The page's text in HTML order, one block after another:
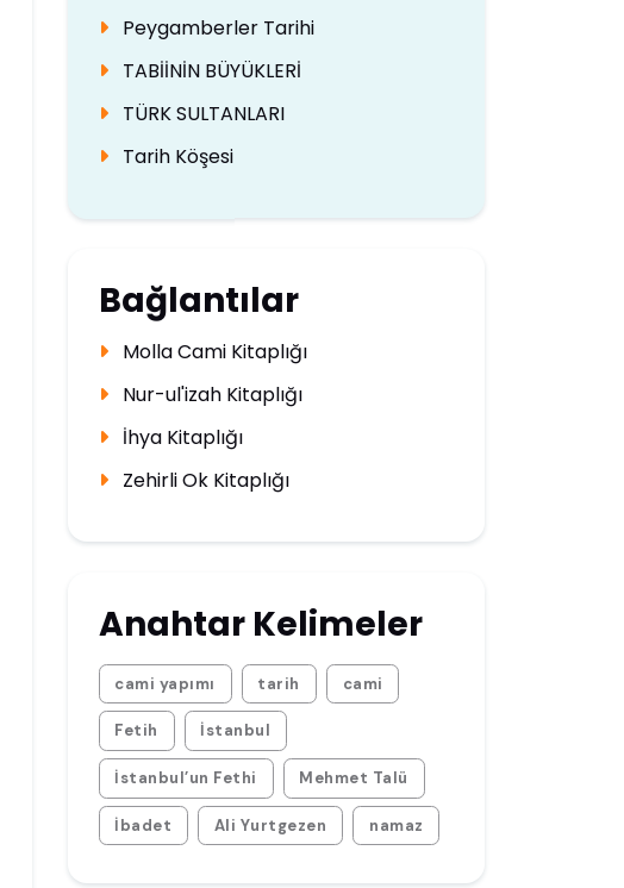
Peygamberler Tarihi
TABİİNİN BÜYÜKLERİ
TÜRK SULTANLARI
Tarih Köşesi
Bağlantılar
Molla Cami Kitaplığı
Nur-ul'izah Kitaplığı
İhya Kitaplığı
Zehirli Ok Kitaplığı
Anahtar Kelimeler
cami yapımı tarih cami
Fetih İstanbul
İstanbul’un Fethi Mehmet Talü
İbadet Ali Yurtgezen namaz